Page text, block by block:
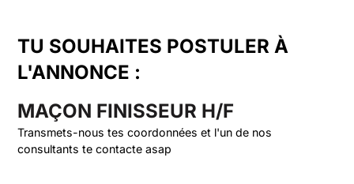
TU SOUHAITES POSTULER À
L'ANNONCE :
MAÇON FINISSEUR H/F
Transmets-nous tes coordonnées et l'un de nos
consultants te contacte asap